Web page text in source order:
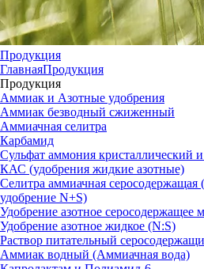
Продукция
ГлавнаяПродукция
Продукция
Аммиак и Азотные удобрения
Аммиак безводный сжиженный
Аммиачная селитра
Карбамид
Сульфат аммония кристаллический
КАС (удобрения жидкие азотные)
Селитра аммиачная серосодержащая
удобрение N+S)
Удобрение азотное серосодержащее
Удобрение азотное жидкое (N:S)
Раствор питательный
Аммиак водный (Аммиачная вода)